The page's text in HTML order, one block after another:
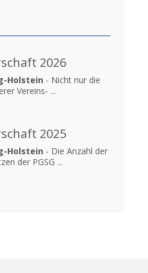
2026
Holstein - Nicht nur die
Vereins- ...
2025
Holstein - Die Anzahl der
der PGSG ...